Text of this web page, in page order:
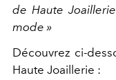
de Haute
mode »
Découvrez ci-
Haute Joaillerie :